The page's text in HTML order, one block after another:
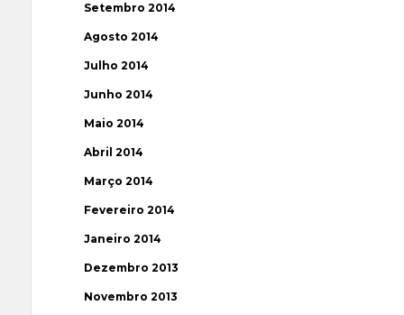
Setembro 2014
Agosto 2014
Julho 2014
Junho 2014
Maio 2014
Abril 2014
Março 2014
Fevereiro 2014
Janeiro 2014
Dezembro 2013
Novembro 2013